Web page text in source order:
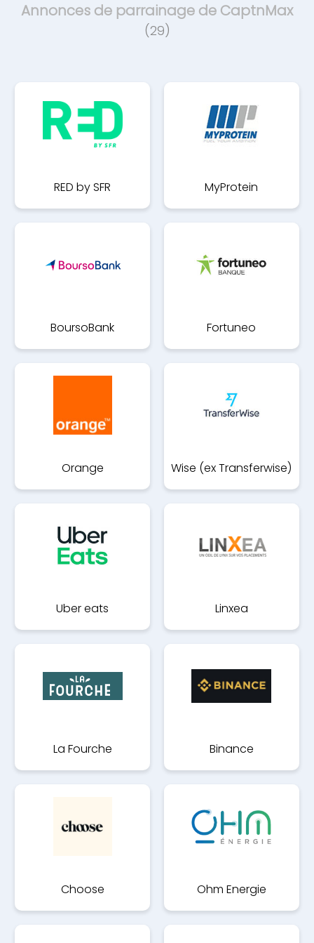
Annonces de parrainage de CaptnMax
(29)
RED by SFR MyProtein
BoursoBank Fortuneo
Orange Wise (ex Transferwise)
Uber eats Linxea
La Fourche Binance
Choose Ohm Energie